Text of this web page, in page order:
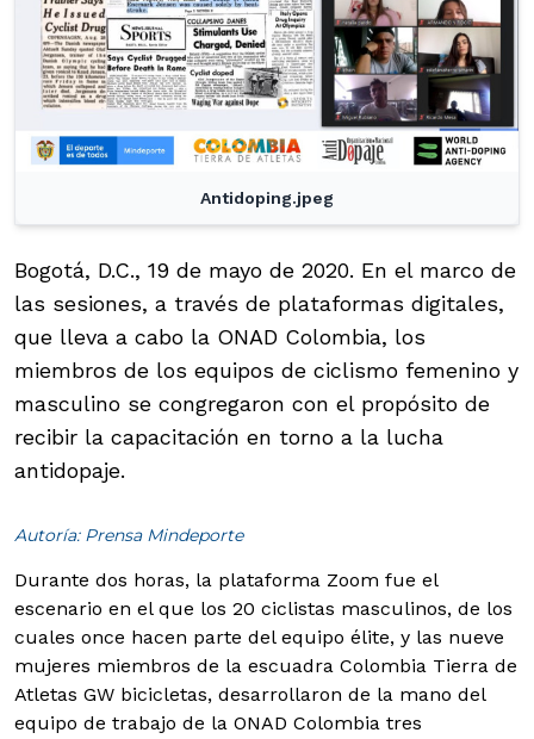
Antidoping.jpeg
Bogotá, D.C., 19 de mayo de 2020. En el marco de
las sesiones, a través de plataformas digitales,
que lleva a cabo la ONAD Colombia, los
miembros de los equipos de ciclismo femenino y
masculino se congregaron con el propósito de
recibir la capacitación en torno a la lucha
antidopaje.
Autoría: Prensa Mindeporte
Durante dos horas, la plataforma Zoom fue el
escenario en el que los 20 ciclistas masculinos, de los
cuales once hacen parte del equipo élite, y las nueve
mujeres miembros de la escuadra Colombia Tierra de
Atletas GW bicicletas, desarrollaron de la mano del
equipo de trabajo de la ONAD Colombia tres